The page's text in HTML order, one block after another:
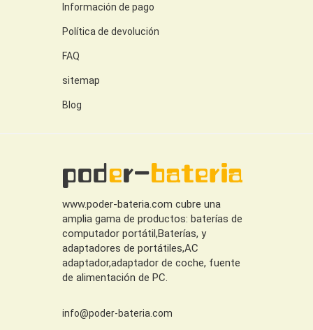
Información de pago
Política de devolución
FAQ
sitemap
Blog
www.poder-bateria.com cubre una
amplia gama de productos: baterías de
computador portátil,Baterías, y
adaptadores de portátiles,AC
adaptador,adaptador de coche, fuente
de alimentación de PC.
info@poder-bateria.com